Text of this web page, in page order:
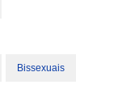
Bissexuais